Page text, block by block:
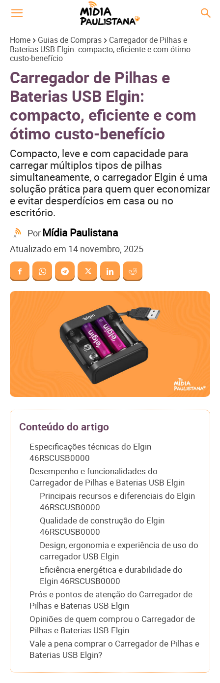
Home Guias de Compras
Carregador de Pilhas e
Baterias USB Elgin: compacto, eficiente e com ótimo
custo-benefício
Carregador de Pilhas e
Baterias USB Elgin:
compacto, eficiente e com
ótimo custo-benefício
Compacto, leve e com capacidade para
carregar múltiplos tipos de pilhas
simultaneamente, o carregador Elgin é uma
solução prática para quem quer economizar
e evitar desperdícios em casa ou no
escritório.
PorMídia Paulistana
Atualizado em 14 novembro, 2025
Conteúdo do artigo
Especificações técnicas do Elgin
46RSCUSB0000
Desempenho e funcionalidades do
Carregador de Pilhas e Baterias USB Elgin
Principais recursos e diferenciais do Elgin
46RSCUSB0000
Qualidade de construção do Elgin
46RSCUSB0000
Design, ergonomia e experiência de uso do
carregador USB Elgin
Eficiência energética e durabilidade do
Elgin 46RSCUSB0000
Prós e pontos de atenção do Carregador de
Pilhas e Baterias USB Elgin
Opiniões de quem comprou o Carregador de
Pilhas e Baterias USB Elgin
Vale a pena comprar o Carregador de Pilhas e
Baterias USB Elgin?